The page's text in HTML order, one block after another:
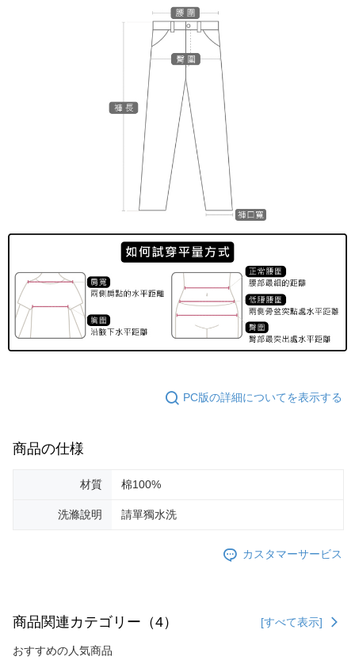
PC版の詳細についてを表示する
商品の仕様
材質 棉100%
洗滌說明 請單獨水洗
カスタマーサービス
商品関連カテゴリー（4） [すべて表示]
おすすめの人気商品